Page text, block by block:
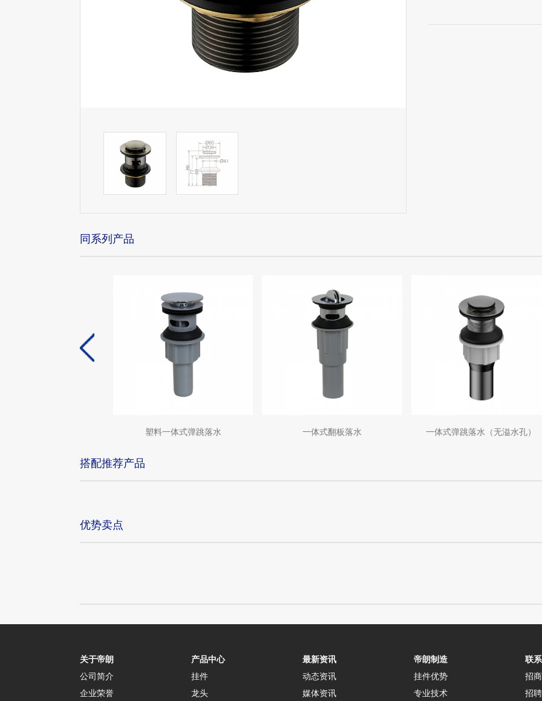
同系列产品
塑料一体式弹跳落水 一体式翻板落水 一体式弹跳落水（无溢水孔）
搭配推荐产品
优势卖点
关于帝朗
公司简介
企业荣誉
产品中心
挂件
龙头
最新资讯
动态资讯
媒体资讯
帝朗制造
挂件优势
专业技术
联
招
招